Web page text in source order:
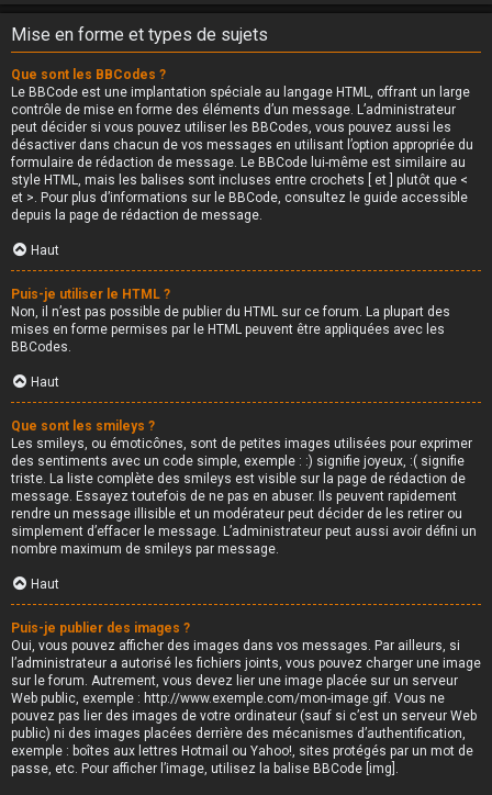
Mise en forme et types de sujets
Que sont les BBCodes ?
Le BBCode est une implantation spéciale au langage HTML, offrant un large
contrôle de mise en forme des éléments d’un message. L’administrateur
peut décider si vous pouvez utiliser les BBCodes, vous pouvez aussi les
désactiver dans chacun de vos messages en utilisant l’option appropriée du
formulaire de rédaction de message. Le BBCode lui-même est similaire au
style HTML, mais les balises sont incluses entre crochets [ et ] plutôt que <
et >. Pour plus d’informations sur le BBCode, consultez le guide accessible
depuis la page de rédaction de message.
Haut
Puis-je utiliser le HTML ?
Non, il n’est pas possible de publier du HTML sur ce forum. La plupart des
mises en forme permises par le HTML peuvent être appliquées avec les
BBCodes.
Haut
Que sont les smileys ?
Les smileys, ou émoticônes, sont de petites images utilisées pour exprimer
des sentiments avec un code simple, exemple : :) signifie joyeux, :( signifie
triste. La liste complète des smileys est visible sur la page de rédaction de
message. Essayez toutefois de ne pas en abuser. Ils peuvent rapidement
rendre un message illisible et un modérateur peut décider de les retirer ou
simplement d’effacer le message. L’administrateur peut aussi avoir défini un
nombre maximum de smileys par message.
Haut
Puis-je publier des images ?
Oui, vous pouvez afficher des images dans vos messages. Par ailleurs, si
l’administrateur a autorisé les fichiers joints, vous pouvez charger une image
sur le forum. Autrement, vous devez lier une image placée sur un serveur
Web public, exemple : http://www.exemple.com/mon-image.gif. Vous ne
pouvez pas lier des images de votre ordinateur (sauf si c’est un serveur Web
public) ni des images placées derrière des mécanismes d’authentification,
exemple : boîtes aux lettres Hotmail ou Yahoo!, sites protégés par un mot de
passe, etc. Pour afficher l’image, utilisez la balise BBCode [img].